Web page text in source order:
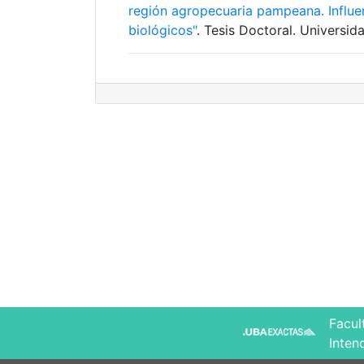
región agropecuaria pampeana.
biológicos". Tesis Doctoral.